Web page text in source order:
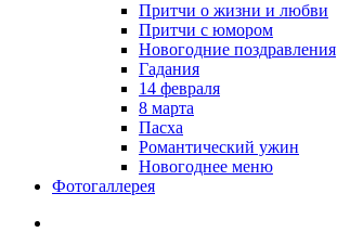
Притчи о жизни и любви
Притчи с юмором
Новогодние поздравления
Гадания
14 февраля
8 марта
Пасха
Романтический ужин
Новогоднее меню
Фотогаллерея